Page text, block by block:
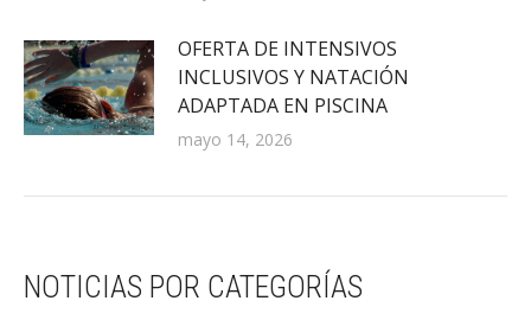
OFERTA DE INTENSIVOS
INCLUSIVOS Y NATACIÓN
ADAPTADA EN PISCINA
mayo 14, 2026
NOTICIAS POR CATEGORÍAS